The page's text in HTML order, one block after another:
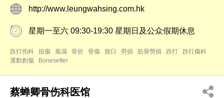
http://www.leungwahsing.com.hk
星期一至六 09:30-19:30 星期日及公众假期休息
跌打伤科 扭傷 風濕 骨折 骨傷 脫臼 勞損 筋骨勞損 跌打
跌打傷科
運動創傷
Bonesetter
蔡蝉卿骨伤科医馆